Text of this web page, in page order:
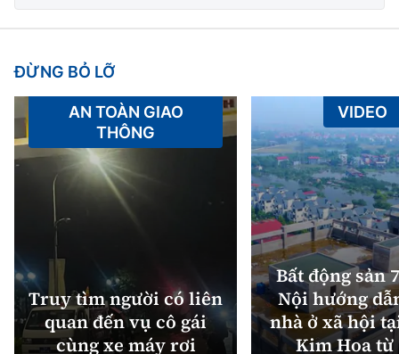
ĐỪNG BỎ LỠ
Truy tìm người có liên
quan đến vụ cô gái
cùng xe máy rơi
AN TOÀN GIAO
THÔNG
Bất động sản
Nội hướng
nhà ở xã hội
Kim Hoa từ
VIDEO